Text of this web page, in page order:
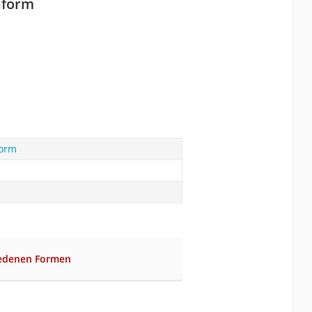
Formen